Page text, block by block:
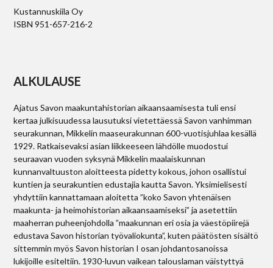
Kustannuskiila Oy
ISBN 951-657-216-2
ALKULAUSE
Ajatus Savon maakuntahistorian aikaansaamisesta tuli ensi
kertaa julkisuudessa lausutuksi vietettäessä Savon vanhimman
seurakunnan, Mikkelin maaseurakunnan 600-vuotisjuhlaa kesällä
1929. Ratkaisevaksi asian liikkeeseen lähdölle muodostui
seuraavan vuoden syksynä Mikkelin maalaiskunnan
kunnanvaltuuston aloitteesta pidetty kokous, johon osallistui
kuntien ja seurakuntien edustajia kautta Savon. Yksimielisesti
yhdyttiin kannattamaan aloitetta ”koko Savon yhtenäisen
maakunta- ja heimohistorian aikaansaamiseksi” ja asetettiin
maaherran puheenjohdolla ”maakunnan eri osia ja väestöpiirejä
edustava Savon historian työvaliokunta”, kuten päätösten sisältö
sittemmin myös Savon historian I osan johdantosanoissa
lukijoille esiteltiin. 1930-luvun vaikean talouslaman väistyttyä